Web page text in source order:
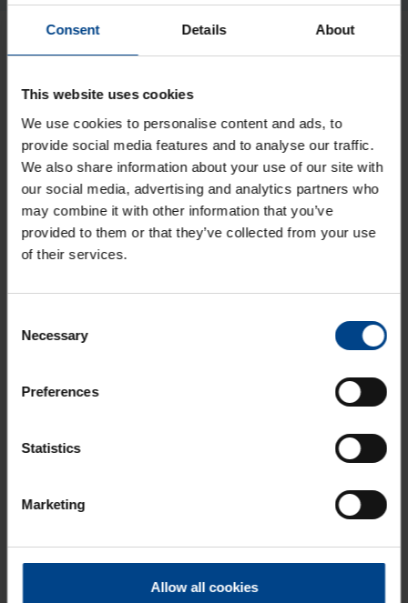
Consent Details About
This website uses cookies
We use cookies to personalise content and ads, to
provide social media features and to analyse our traffic.
We also share information about your use of our site with
our social media, advertising and analytics partners who
may combine it with other information that you’ve
provided to them or that they’ve collected from your use
of their services.
Selection
Necessary
Preferences
Statistics
Marketing
Allow all cookies
Viimased artiklid teemast
Elektriautode laadimine
30.5.2025
Lugemisaeg: 1 min
Wallbox eM4
veebiseminar: kõik
tänapäevasest
18.4.2025
UUS! eM4 nutikas
LAADIMINE
Elektriautode